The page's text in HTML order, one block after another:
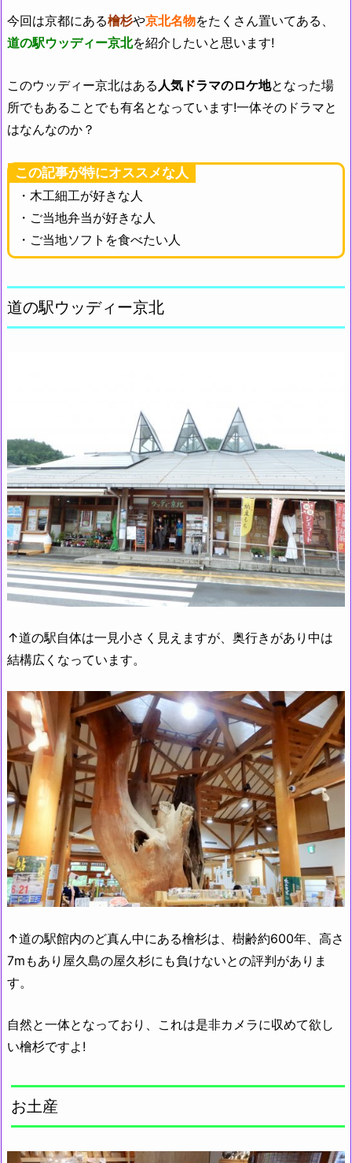
今回は京都にある檜杉や京北名物をたくさん置いてある、
道の駅ウッディー京北を紹介したいと思います!
このウッディー京北はある 人気ドラマのロケ地となった場
所でもあることでも有名となっています!一体そのドラマと
はなんなのか？
この記事が特にオススメな人
・木工細工が好きな人
・ご当地弁当が好きな人
・ご当地ソフトを食べたい人
道の駅ウッディー京北
↑道の駅自体は一見小さく見えますが、奥行きがあり中は
結構広くなっています。
↑道の駅館内のど真ん中にある檜杉は、樹齢約600年、高さ
7mもあり屋久島の屋久杉にも負けないとの評判がありま
す。
自然と一体となっており、これは是非カメラに収めて欲し
い檜杉ですよ!
お土産